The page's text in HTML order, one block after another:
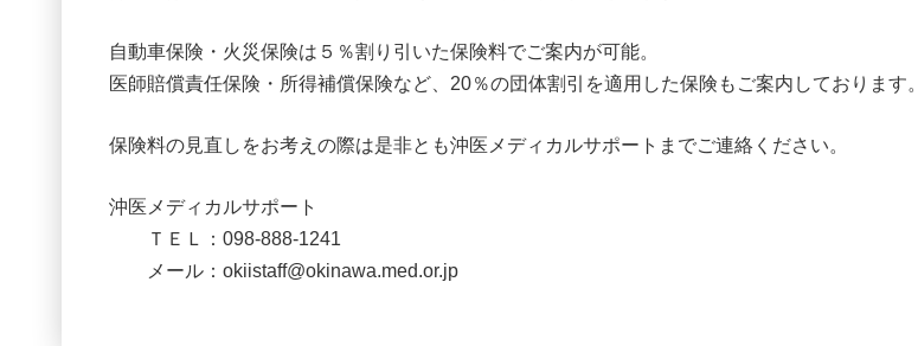
自動車保険・火災保険は５％割り引いた保険料でご案内が可能。
医師賠償責任保険・所得補償保険など、20％の団体割引を適用した保険もご案内しております。
保険料の見直しをお考えの際は是非とも沖医メディカルサポートまでご連絡ください。
沖医メディカルサポート
ＴＥＬ：098-888-1241
メール：okiistaff@okinawa.med.or.jp